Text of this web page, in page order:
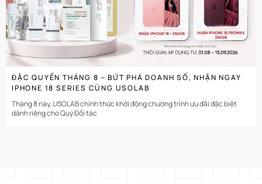
ĐẶC QUYỀN THÁNG 8 – BỨT PHÁ DOANH SỐ, NHẬN NGAY
IPHONE 18 SERIES CÙNG USOLAB
Tháng 8 này, USOLAB chính thức khởi động chương trình ưu đãi đặc biệt
dành riêng cho Quý Đối tác